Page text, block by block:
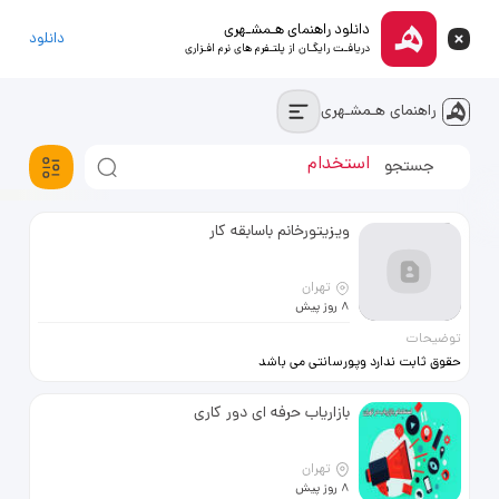
دانلود راهنمای هـمشـهری
دریافـت رایگـان از پلتـفرم های نرم افـزاری دانلود
راهنمای هـمشـهری
خودروسواری
ویزیتورخانم باسابقه کار
تهران
8 روز پیش
توضیحات
حقوق ثابت ندارد وپورسانتی می باشد
جذب دنذانپزشکان
بازاریاب حرفه ای دور کاری
تهران
8 روز پیش